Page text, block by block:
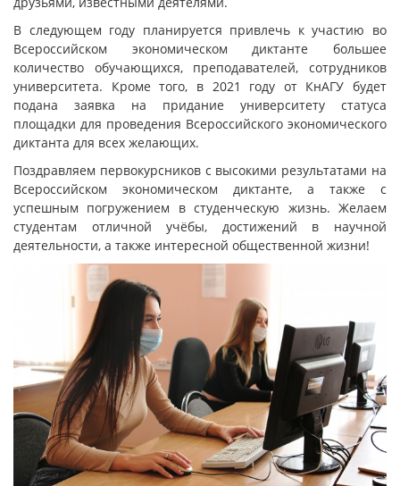
В следующем году планируется привлечь к участию во
Всероссийском экономическом диктанте большее
количество обучающихся, преподавателей, сотрудников
университета. Кроме того, в 2021 году от КнАГУ будет
подана заявка на придание университету статуса
площадки для проведения Всероссийского экономического
диктанта для всех желающих.
Поздравляем первокурсников с высокими результатами на
Всероссийском экономическом диктанте, а также с
успешным погружением в студенческую жизнь. Желаем
студентам отличной учёбы, достижений в научной
деятельности, а также интересной общественной жизни!